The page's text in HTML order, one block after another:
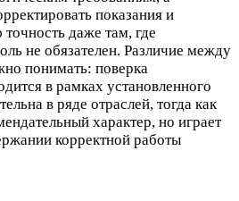
показания и
даже там, где
не обязателен. Различие между
понимать: поверка
в рамках установленного
в ряде отраслей, тогда как
характер, но играет
корректной работы